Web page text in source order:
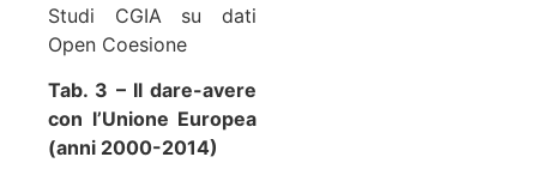
Studi CGIA su dati
Open Coesione
Tab. 3 – Il dare-avere
con l’Unione Europea
(anni 2000-2014)